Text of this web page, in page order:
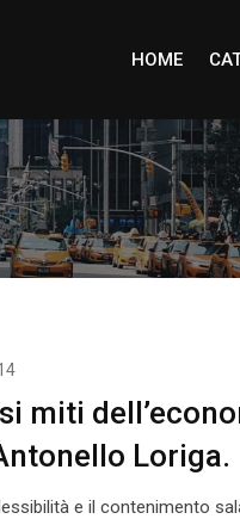
HOME
miti
Loriga.
e il contenimento